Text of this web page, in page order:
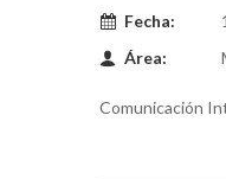
Fecha:
Área:
Comunicación